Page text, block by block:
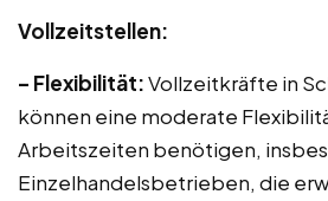
Vollzeitstellen:
– Flexibilität:Vollzeitkräfte in
können eine moderate
Arbeitszeiten benötigen,
Einzelhandelsbetrieben, die